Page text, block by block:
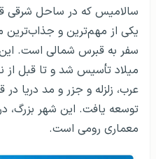
سالامیس که در ساحل شرقی
یکی از مهم‌ترین و جذاب‌ترین
میلاد تأسیس شد و تا قبل
توسعه یافت. این شهر بزرگ،
معماری رومی است.